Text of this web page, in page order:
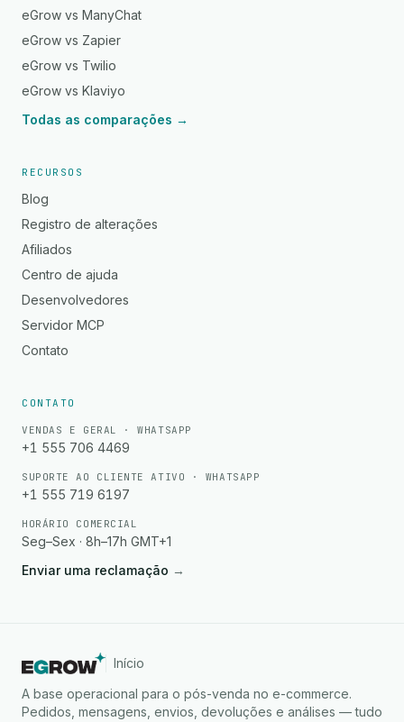
eGrow vs ManyChat
eGrow vs Zapier
eGrow vs Twilio
eGrow vs Klaviyo
Todas as comparações →
RECURSOS
Blog
Registro de alterações
Afiliados
Centro de ajuda
Desenvolvedores
Servidor MCP
Contato
CONTATO
VENDAS E GERAL · WHATSAPP
+1 555 706 4469
SUPORTE AO CLIENTE ATIVO · WHATSAPP
+1 555 719 6197
HORÁRIO COMERCIAL
Seg–Sex · 8h–17h GMT+1
Enviar uma reclamação →
Início
A base operacional para o pós-venda no e-commerce.
Pedidos, mensagens, envios, devoluções e análises — tudo